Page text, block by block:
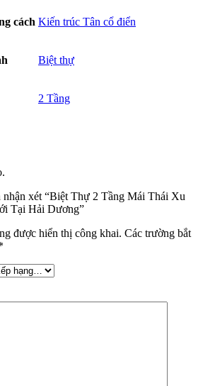
cách Kiến trúc Tân cổ điển
Biệt thự
2 Tầng
xét “Biệt Thự 2 Tầng Mái Thái Xu
Tại Hải Dương”
được hiển thị công khai. Các trường bắt